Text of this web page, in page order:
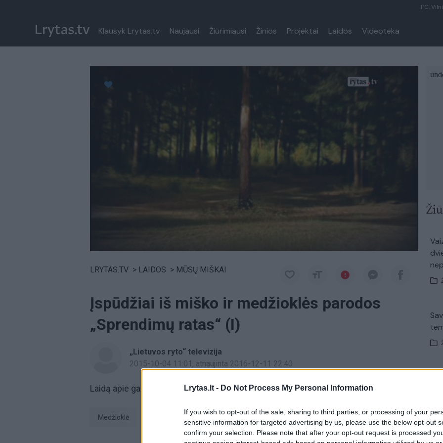
Lrytas.lt - Do Not Process My Personal Information
If you wish to opt-out of the sale, sharing to third parties, or processing of your
sensitive information for targeted advertising by us, please use the below opt-out
confirm your selection. Please note that after your opt-out request is processed
1°C,
Klausyk Lrytas.tv Naujausi Žiūrimiausi Žinios Projektai Laidos Videoteka
LRYTAS.TV > LAIDOS > MŪSŲ MIŠKAI
Įspūdžiai iš miško ir medžioklės parodos
„Sprendimų ratas“ (I)
„Lietuvos ryto“ televizija
2015-10-04 11:01 , atnaujinta 2016-12-11 22:40
Laidą apie gamtą žiūrėkite kas antrą sekmadienį nuo 11:10 val.
Medžioklė paroda sprendimų ratas laida Mūsų miškai